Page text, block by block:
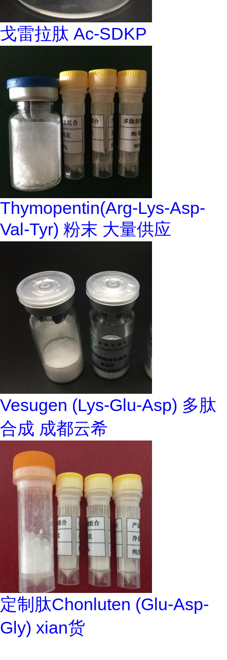
戈雷拉肽 Ac-SDKP
Thymopentin(Arg-Lys-Asp-
Val-Tyr) 粉末 大量供应
Vesugen (Lys-Glu-Asp) 多肽
合成 成都云希
定制肽Chonluten (Glu-Asp-
Gly) xian货